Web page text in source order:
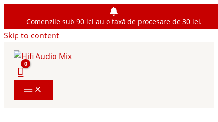
Comenzile sub 90 lei au o taxă de procesare de 30 lei.
Skip to content